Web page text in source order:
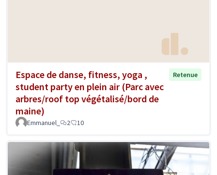
Espace de danse, fitness, yoga ,
student party en plein air (Parc avec
arbres/roof top végétalisé/bord de
maine)
Retenue
Emmanuel_ 2 10